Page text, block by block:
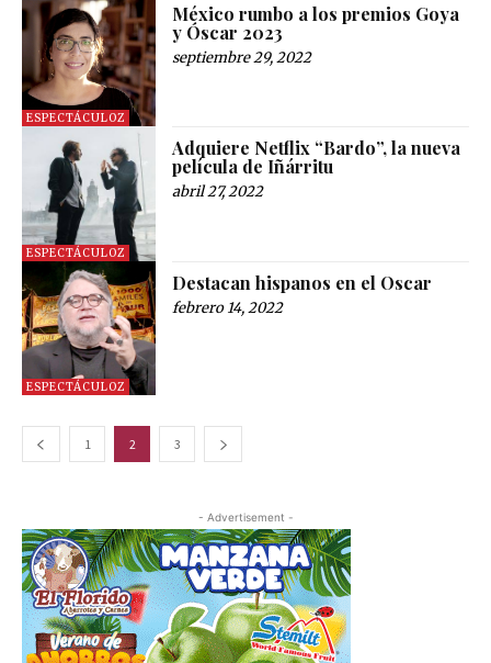
ESPECTÁCULOZ
México rumbo a los premios Goya
y Óscar 2023
septiembre 29, 2022
ESPECTÁCULOZ
Adquiere Netflix “Bardo”, la nueva
película de Iñárritu
abril 27, 2022
ESPECTÁCULOZ
Destacan hispanos en el Oscar
febrero 14, 2022
1 2 3
- Advertisement -